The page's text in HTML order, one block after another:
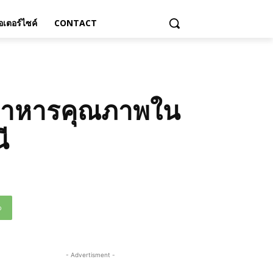
เตอร์ไซค์ CONTACT
าหารคุณภาพใน
- Advertisment -